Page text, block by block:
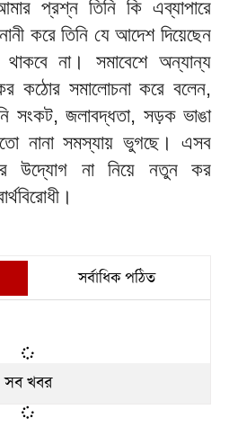
প্রশ্ন তিনি কি এব্যাপারে
করে তিনি যে আদেশ দিয়েছেন
না। সমাবেশে অন্যান্য
কঠোর সমালোচনা করে বলেন,
সংকট, জলাবদ্ধতা, সড়ক ভাঙা
নানা সমস্যায় ভুগছে। এসব
উদ্যোগ না নিয়ে নতুন কর
সর্বাধিক পঠিত
সব খবর